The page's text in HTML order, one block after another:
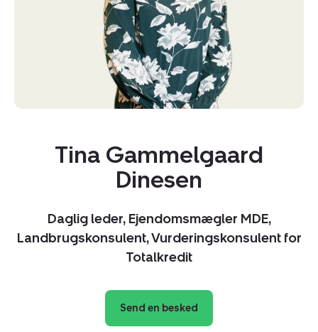
Tina Gammelgaard
Dinesen
Daglig leder, Ejendomsmægler MDE,
Landbrugskonsulent, Vurderingskonsulent for
Totalkredit
Send en besked